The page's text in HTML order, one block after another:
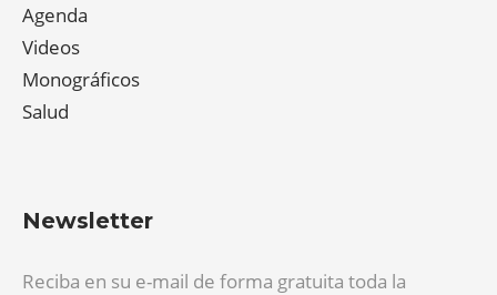
Agenda
Videos
Monográficos
Salud
Newsletter
Reciba en su e-mail de forma gratuita toda la